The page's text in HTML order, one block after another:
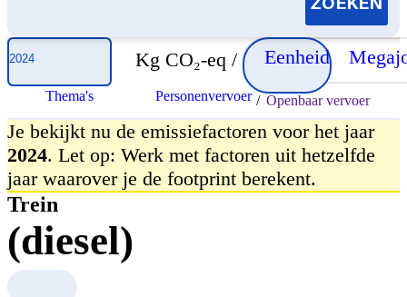
Selecteer jaar
Kg CO₂-eq / Eenheid
Thema's Personenvervoer / Openbaar vervoer
Je bekijkt nu de emissiefactoren voor het jaar
2024. Let op: Werk met factoren uit hetzelfde
jaar waarover je de footprint berekent.
Trein
(diesel)